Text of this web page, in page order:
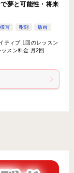
夢と可能性・将来
模写 彫刻 版画
ティブ 1回のレッスン
スン料金 月2回